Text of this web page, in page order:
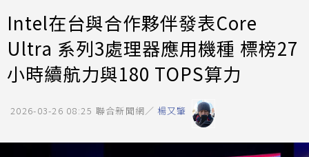
Intel在台與合作夥伴發表Core
Ultra 系列3處理器應用機種 標榜27
小時續航力與180 TOPS算力
2026-03-26 08:25 聯合新聞網／ 楊又肇